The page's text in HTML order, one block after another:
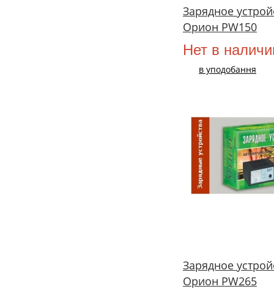
Зарядное
Орион PW150
Нет в
в уподобання
Зарядное
Орион PW265